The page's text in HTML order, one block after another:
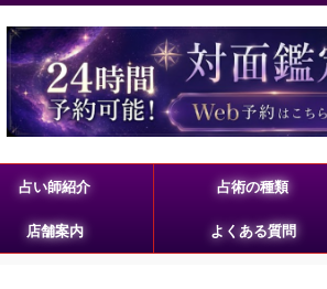
占い師紹介 占術の種類
店舗案内 よくある質問